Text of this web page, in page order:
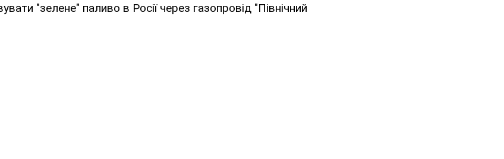
"зелене" паливо в Росії через газопровід "Північний